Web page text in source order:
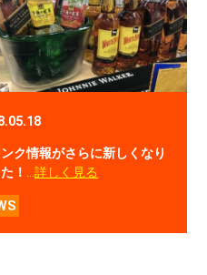
ンク情報がさらに新しくなり
！ …詳しく見る